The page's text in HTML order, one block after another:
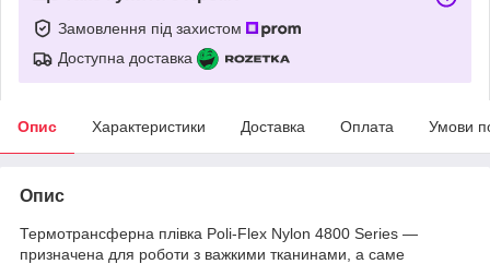
Замовлення під захистом
Доступна доставка
Опис Характеристики Доставка Оплата Умови
Опис
Термотрансферна плівка Poli-Flex Nylon 4800 Series —
призначена для роботи з важкими тканинами, а саме